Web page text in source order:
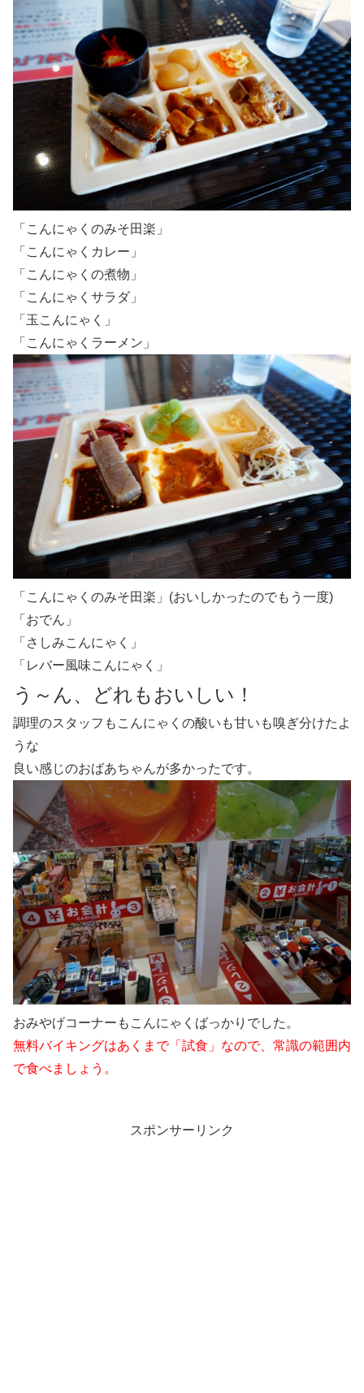
「こんにゃくのみそ田楽」
「こんにゃくカレー」
「こんにゃくの煮物」
「こんにゃくサラダ」
「玉こんにゃく」
「こんにゃくラーメン」
「こんにゃくのみそ田楽」(おいしかったのでもう一度)
「おでん」
「さしみこんにゃく」
「レバー風味こんにゃく」
う～ん、どれもおいしい！
調理のスタッフもこんにゃくの酸いも甘いも嗅ぎ分けたよ
うな
良い感じのおばあちゃんが多かったです。
おみやげコーナーもこんにゃくばっかりでした。
無料バイキングはあくまで「試食」なので、常識の範囲内
で食べましょう。
スポンサーリンク